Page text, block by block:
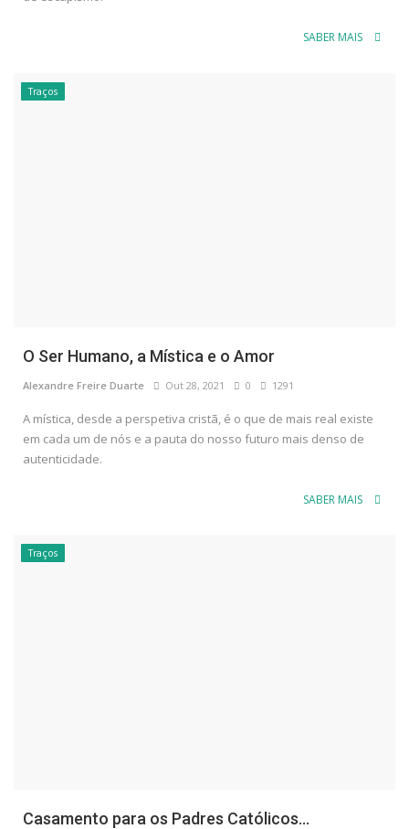
SABER MAIS
Traços
O Ser Humano, a Mística e o Amor
Alexandre Freire Duarte Out 28, 2021 0 1291
A mística, desde a perspetiva cristã, é o que de mais real existe
em cada um de nós e a pauta do nosso futuro mais denso de
autenticidade.
SABER MAIS
Traços
Casamento para os Padres Católicos...